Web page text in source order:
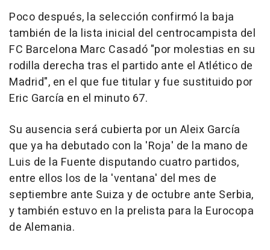
Poco después, la selección confirmó la baja
también de la lista inicial del centrocampista del
FC Barcelona Marc Casadó "por molestias en su
rodilla derecha tras el partido ante el Atlético de
Madrid", en el que fue titular y fue sustituido por
Eric García en el minuto 67.
Su ausencia será cubierta por un Aleix García
que ya ha debutado con la 'Roja' de la mano de
Luis de la Fuente disputando cuatro partidos,
entre ellos los de la 'ventana' del mes de
septiembre ante Suiza y de octubre ante Serbia,
y también estuvo en la prelista para la Eurocopa
de Alemania.